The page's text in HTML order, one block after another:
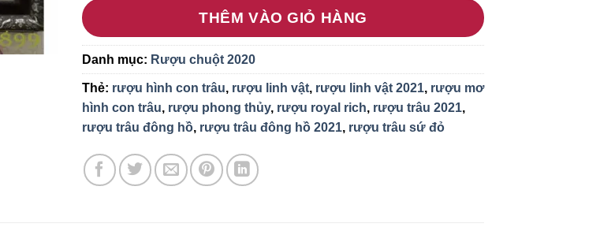
THÊM VÀO GIỎ HÀNG
Danh mục: Rượu chuột 2020
Thẻ: rượu hình con trâu, rượu linh vật, rượu linh vật 2021, rượu mơ
hình con trâu, rượu phong thủy, rượu royal rich, rượu trâu 2021,
rượu trâu đông hồ, rượu trâu đông hồ 2021, rượu trâu sứ đỏ